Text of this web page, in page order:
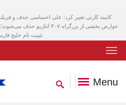
کابینه کارنی تغییر کرد: علی احساسی حذف و
عوارض بخشی از بزرگراه ۴۰۷
تثبیت نام خلیج
Menu